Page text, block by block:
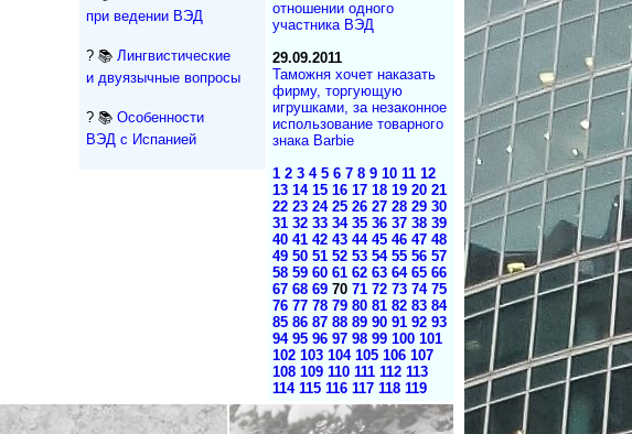
при ведении ВЭД
? 📚 Лингвистические
и двуязычные вопросы
? 📚 Особенности
ВЭД с Испанией
отношении одного
участника ВЭД
29.09.2011
Таможня хочет наказать
фирму, торгующую
игрушками, за незаконное
использование товарного
знака Barbie
1 2 3 4 5 6 7 8 9 10 11 12
13 14 15 16 17 18 19 20 21
22 23 24 25 26 27 28 29 30
31 32 33 34 35 36 37 38 39
40 41 42 43 44 45 46 47 48
49 50 51 52 53 54 55 56 57
58 59 60 61 62 63 64 65 66
67 68 69 70 71 72 73 74 75
76 77 78 79 80 81 82 83 84
85 86 87 88 89 90 91 92 93
94 95 96 97 98 99 100 101
102 103 104 105 106 107
108 109 110 111 112 113
114 115 116 117 118 119